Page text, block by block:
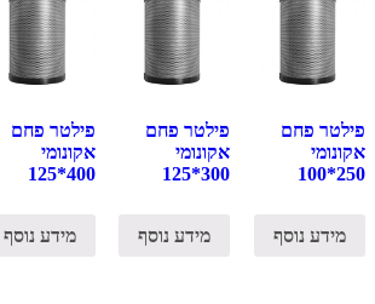
פילטר פחם
אקונומי
250*100
מידע נוסף
פילטר פחם
אקונומי
300*125
מידע נוסף
פילטר פחם
אקונומי
400*125
מידע נוסף